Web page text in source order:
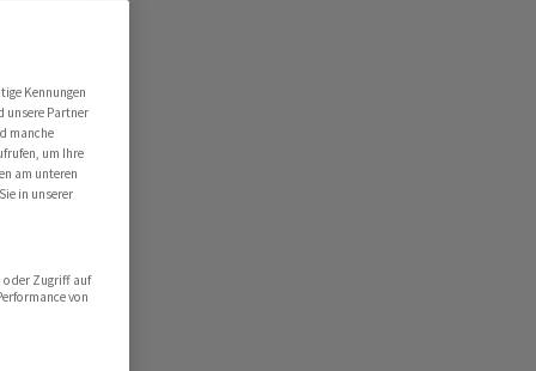
Kennungen
unsere Partner
manche
um Ihre
am unteren
in unserer
oder Zugriff auf
von